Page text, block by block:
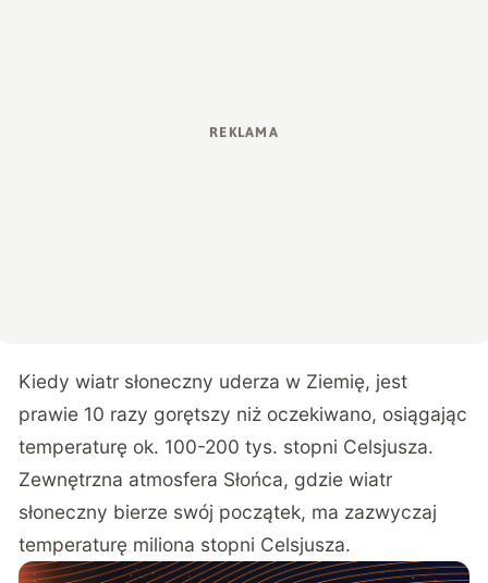
Kiedy wiatr słoneczny uderza w Ziemię, jest
prawie 10 razy gorętszy niż oczekiwano, osiągając
temperaturę ok. 100-200 tys. stopni Celsjusza.
Zewnętrzna atmosfera Słońca, gdzie wiatr
słoneczny bierze swój początek, ma zazwyczaj
temperaturę miliona stopni Celsjusza.